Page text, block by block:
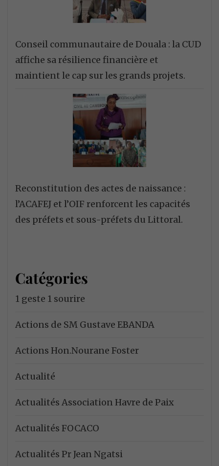
Conseil communautaire de Douala : la CUD
affiche sa résilience financière et
maintient le cap sur les grands projets.
Reconstitution des actes de naissance :
l’ACAFEJ et l’OIF renforcent les capacités
des préfets et sous-préfets du Littoral.
Catégories
1 geste 1 sourire
Actions de SM Gustave EBANDA
Actions Hon.Nourane Foster
Actualité
Actualités Association Havre de Paix
Actualités FOCACO
Actualités Pr Jean Ngatsi